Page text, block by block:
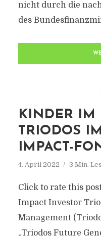
nicht durch die
des
KINDER IM
TRIODOS
IMPACT-
4. April 2022 3 Min.
Click to rate this
Impact Investor
Management
„Triodos Future